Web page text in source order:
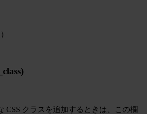
CSS クラスを追加するときは、この欄